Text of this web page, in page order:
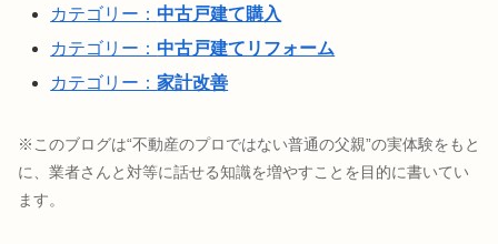
カテゴリー：中古戸建て購入
カテゴリー：中古戸建てリフォーム
カテゴリー：家計改善
※このブログは“不動産のプロではない普通の父親”の実体験をもと
に、業者さんと対等に話せる知識を増やすことを目的に書いてい
ます。